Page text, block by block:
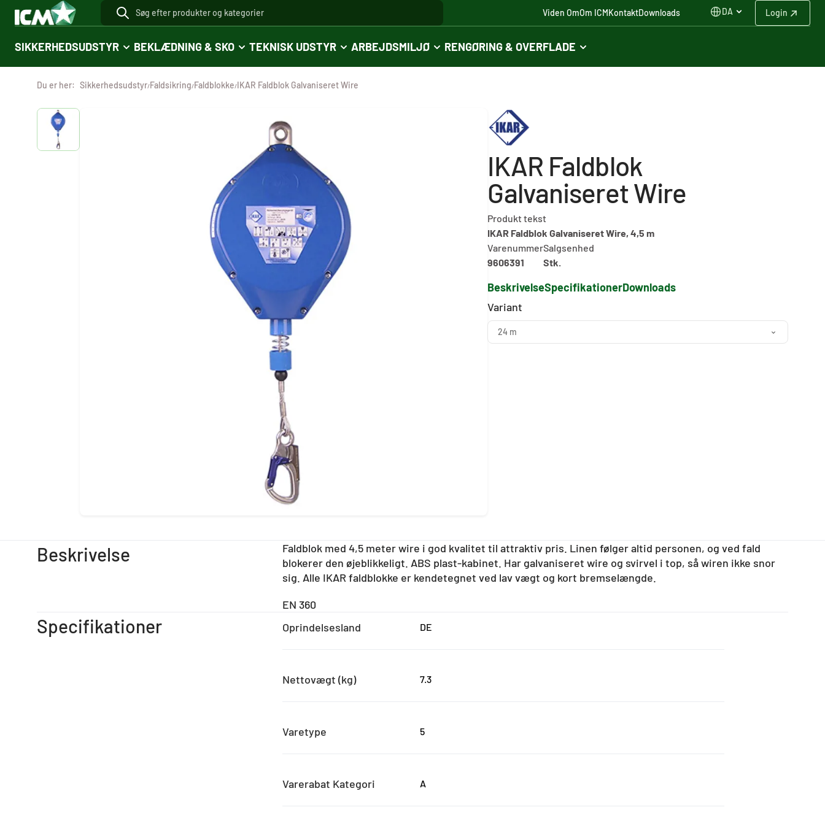
Viden OmOm ICMKontaktDownloads DA Login
SIKKERHEDSUDSTYR BEKLÆDNING & SKO TEKNISK UDSTYR ARBEJDSMILJØ RENGØRING & OVERFLADE
Du er her: Sikkerhedsudstyr/Faldsikring/Faldblokke/IKAR Faldblok Galvaniseret Wire
IKAR Faldblok
Galvaniseret Wire
Produkt tekst
IKAR Faldblok Galvaniseret Wire, 4,5 m
Varenummer
9606391
Salgsenhed
Stk.
BeskrivelseSpecifikationerDownloads
Variant
24 m
Beskrivelse
Faldblok med 4,5 meter wire i god kvalitet til attraktiv pris. Linen følger altid personen, og ved fald
blokerer den øjeblikkeligt. ABS plast-kabinet. Har galvaniseret wire og svirvel i top, så wiren ikke snor
sig. Alle IKAR faldblokke er kendetegnet ved lav vægt og kort bremselængde.
EN 360
Specifikationer Oprindelsesland DE
Nettovægt (kg) 7.3
Varetype 5
Varerabat Kategori A